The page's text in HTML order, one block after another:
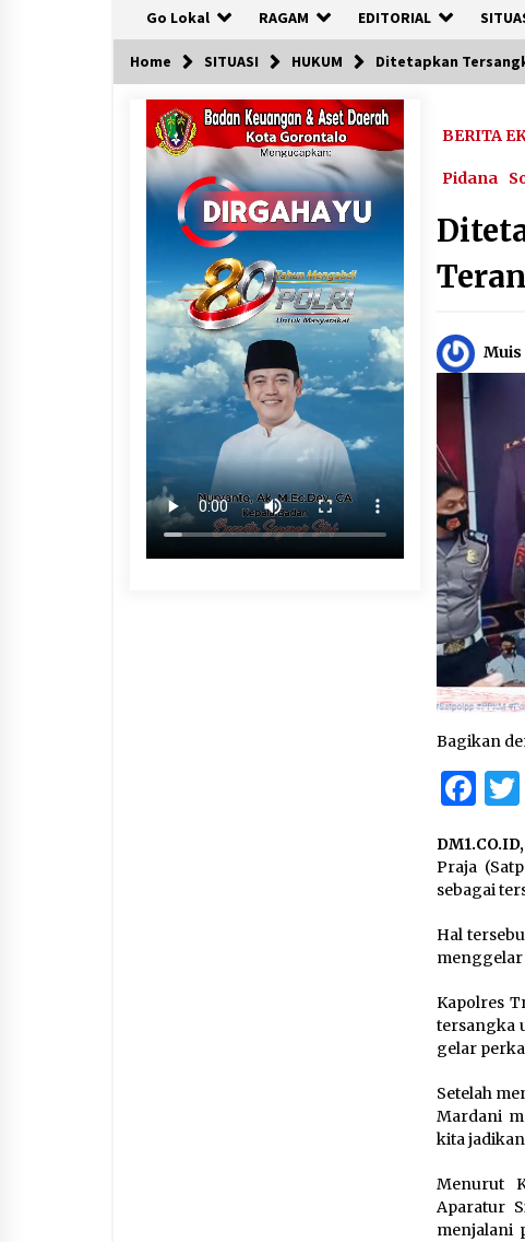
Go Lokal RAGAM EDITORIAL
Home SITUASI HUKUM Ditetapkan
BERITA
Pidana
Muis
Bagikan
Praja
sebagai
Hal
menggelar
Kapolres
tersangka
gelar
Setelah
Mardani
kita
Menurut
Aparatur
menjalani